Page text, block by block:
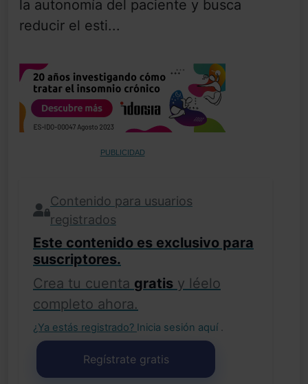
la autonomía del paciente y busca
reducir el esti...
PUBLICIDAD
Contenido para usuarios
registrados
Este contenido es exclusivo para
suscriptores.
Crea tu cuenta gratis y léelo
completo ahora.
¿Ya estás registrado? Inicia sesión aquí .
Regístrate gratis